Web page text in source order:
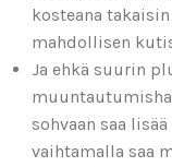
kosteana
mahdollisen
Ja ehkä suurin
sohvaan saa
vaihtamalla saa